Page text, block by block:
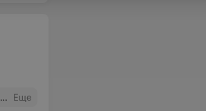
Еще